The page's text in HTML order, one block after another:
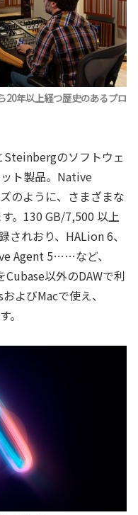
20年以上経つ歴史のあるプロ
のソフトウェ
ト製品。Native
のように、さまざまな
。130 GB/7,500 以上
されおり、HALion 6、
Agent 5……など、
以外のDAWで利
よびMacで使え、
。